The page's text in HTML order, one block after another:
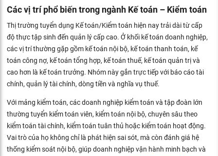
Các vị trí phổ biến trong ngành Kế toán – Kiểm toán
Thị trường tuyển dụng Kế toán/Kiểm toán hiện nay trải dài từ cấp
độ thực tập sinh đến quản lý cấp cao. Ở khối kế toán doanh nghiệp,
các vị trí thường gặp gồm kế toán nội bộ, kế toán thanh toán, kế
toán công nợ, kế toán tổng hợp, kế toán thuế, kế toán quản trị và
cao hơn là kế toán trưởng. Nhóm này gắn trực tiếp với báo cáo tài
chính, quản lý tài chính, dòng tiền và nghĩa vụ thuế.
Với mảng kiểm toán, các doanh nghiệp kiểm toán và tập đoàn lớn
thường tuyển kiểm toán viên, kiểm toán nội bộ, chuyên sâu theo
kiểm toán tài chính, kiểm toán tuân thủ hoặc kiểm toán hoạt động.
Vai trò của họ không chỉ là phát hiện sai sót, mà còn đánh giá hệ
thống kiểm soát nội bộ, giúp doanh nghiệp vận hành minh bạch và